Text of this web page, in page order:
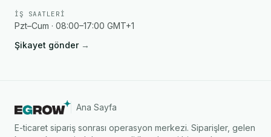
İŞ SAATLERI
Pzt–Cum · 08:00–17:00 GMT+1
Şikayet gönder →
Ana Sayfa
E-ticaret sipariş sonrası operasyon merkezi. Siparişler, gelen